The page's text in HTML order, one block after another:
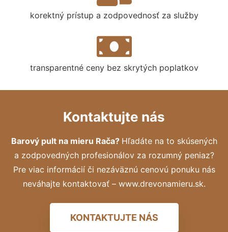
korektný prístup a zodpovednosť za služby
transparentné ceny bez skrytých poplatkov
Kontaktujte nás
Barový pult na mieru Rača? Hľadáte na to skúsených
a zodpovedných profesionálov za rozumný peniaz?
Pre viac informácií či nezáväznú cenovú ponuku nás
neváhajte kontaktovať – www.drevonamieru.sk.
KONTAKTUJTE NÁS